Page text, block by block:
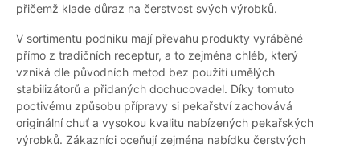
přičemž klade důraz na čerstvost svých výrobků.
V sortimentu podniku mají převahu produkty vyráběné
přímo z tradičních receptur, a to zejména chléb, který
vzniká dle původních metod bez použití umělých
stabilizátorů a přidaných dochucovadel. Díky tomuto
poctivému způsobu přípravy si pekařství zachovává
originální chuť a vysokou kvalitu nabízených pekařských
výrobků. Zákazníci oceňují zejména nabídku čerstvých